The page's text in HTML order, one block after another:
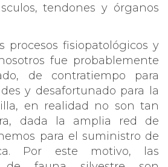
tendones y órganos
procesos fisiopatológicos y
fue probablemente
de contratiempo para
y desafortunado para la
en realidad no son tan
dada la amplia red de
para el suministro de
Por este motivo, las